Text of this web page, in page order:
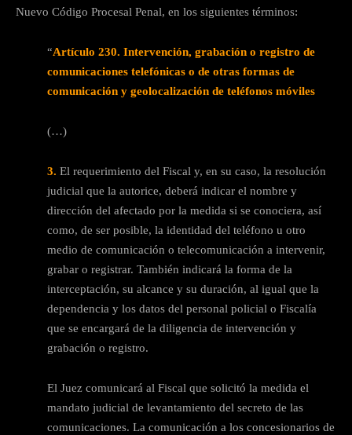
Nuevo Código Procesal Penal, en los siguientes términos:
“Artículo 230. Intervención, grabación o registro de
comunicaciones telefónicas o de otras formas de
comunicación y geolocalización de teléfonos móviles
(…)
3. El requerimiento del Fiscal y, en su caso, la resolución
judicial que la autorice, deberá indicar el nombre y
dirección del afectado por la medida si se conociera, así
como, de ser posible, la identidad del teléfono u otro
medio de comunicación o telecomunicación a intervenir,
grabar o registrar. También indicará la forma de la
interceptación, su alcance y su duración, al igual que la
dependencia y los datos del personal policial o Fiscalía
que se encargará de la diligencia de intervención y
grabación o registro.
El Juez comunicará al Fiscal que solicitó la medida el
mandato judicial de levantamiento del secreto de las
comunicaciones. La comunicación a los concesionarios de